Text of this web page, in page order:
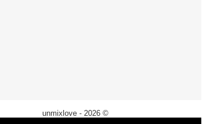
unmixlove - 2026 ©